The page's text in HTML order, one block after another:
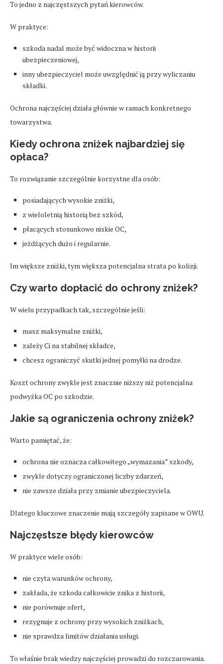
To jedno z najczęstszych pytań kierowców.
W praktyce:
szkoda nadal może być widoczna w historii
ubezpieczeniowej,
inny ubezpieczyciel może uwzględnić ją przy wyliczaniu
składki.
Ochrona najczęściej działa głównie w ramach konkretnego
towarzystwa.
Kiedy ochrona zniżek najbardziej się
opłaca?
To rozwiązanie szczególnie korzystne dla osób:
posiadających wysokie zniżki,
z wieloletnią historią bez szkód,
płacących stosunkowo niskie OC,
jeżdżących dużo i regularnie.
Im większe zniżki, tym większa potencjalna strata po kolizji.
Czy warto dopłacić do ochrony zniżek?
W wielu przypadkach tak, szczególnie jeśli:
masz maksymalne zniżki,
zależy Ci na stabilnej składce,
chcesz ograniczyć skutki jednej pomyłki na drodze.
Koszt ochrony zwykle jest znacznie niższy niż potencjalna
podwyżka OC po szkodzie.
Jakie są ograniczenia ochrony zniżek?
Warto pamiętać, że:
ochrona nie oznacza całkowitego „wymazania” szkody,
zwykle dotyczy ograniczonej liczby zdarzeń,
nie zawsze działa przy zmianie ubezpieczyciela.
Dlatego kluczowe znaczenie mają szczegóły zapisane w OWU.
Najczęstsze błędy kierowców
W praktyce wiele osób:
nie czyta warunków ochrony,
zakłada, że szkoda całkowicie znika z historii,
nie porównuje ofert,
rezygnuje z ochrony przy wysokich zniżkach,
nie sprawdza limitów działania usługi.
To właśnie brak wiedzy najczęściej prowadzi do rozczarowania.